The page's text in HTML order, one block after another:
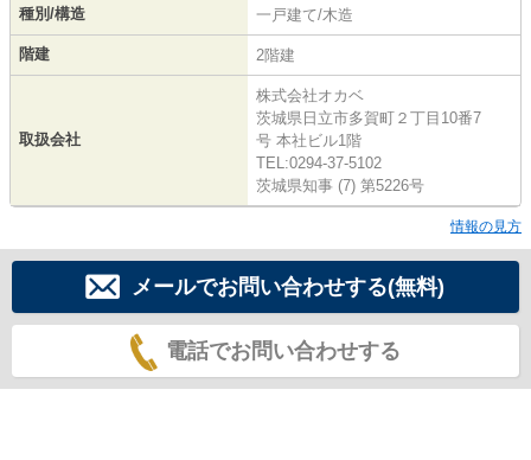
種別/構造 一戸建て/木造
階建 2階建
取扱会社
株式会社オカベ
茨城県日立市多賀町２丁目10番7
号 本社ビル1階
TEL:0294-37-5102
茨城県知事 (7) 第5226号
情報の見方
メールでお問い合わせする(無料)
電話でお問い合わせする